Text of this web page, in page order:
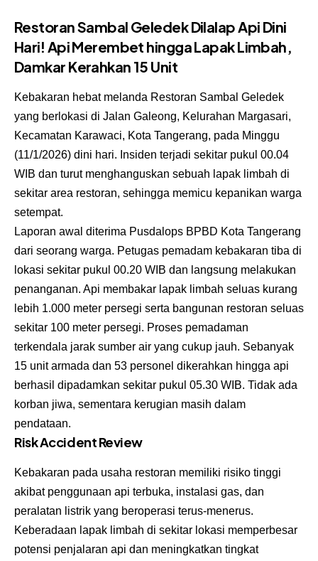
Restoran Sambal Geledek Dilalap Api Dini
Hari! Api Merembet hingga Lapak Limbah,
Damkar Kerahkan 15 Unit
Kebakaran hebat melanda Restoran Sambal Geledek
yang berlokasi di Jalan Galeong, Kelurahan Margasari,
Kecamatan Karawaci, Kota Tangerang, pada Minggu
(11/1/2026) dini hari. Insiden terjadi sekitar pukul 00.04
WIB dan turut menghanguskan sebuah lapak limbah di
sekitar area restoran, sehingga memicu kepanikan warga
setempat.
Laporan awal diterima Pusdalops BPBD Kota Tangerang
dari seorang warga. Petugas pemadam kebakaran tiba di
lokasi sekitar pukul 00.20 WIB dan langsung melakukan
penanganan. Api membakar lapak limbah seluas kurang
lebih 1.000 meter persegi serta bangunan restoran seluas
sekitar 100 meter persegi. Proses pemadaman
terkendala jarak sumber air yang cukup jauh. Sebanyak
15 unit armada dan 53 personel dikerahkan hingga api
berhasil dipadamkan sekitar pukul 05.30 WIB. Tidak ada
korban jiwa, sementara kerugian masih dalam
pendataan.
Risk Accident Review
Kebakaran pada usaha restoran memiliki risiko tinggi
akibat penggunaan api terbuka, instalasi gas, dan
peralatan listrik yang beroperasi terus-menerus.
Keberadaan lapak limbah di sekitar lokasi memperbesar
potensi penjalaran api dan meningkatkan tingkat